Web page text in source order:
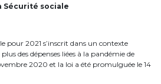
Sécurité sociale
pour 2021 s’inscrit dans un contexte
des dépenses liées à la pandémie de
2020 et la loi a été promulguée le 14